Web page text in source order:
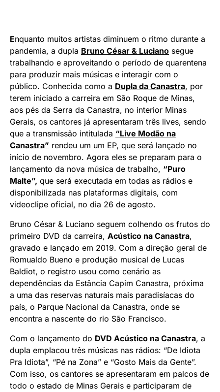
Enquanto muitos artistas diminuem o ritmo durante a
pandemia, a dupla Bruno César & Luciano segue
trabalhando e aproveitando o período de quarentena
para produzir mais músicas e interagir com o
público. Conhecida como a Dupla da Canastra, por
terem iniciado a carreira em São Roque de Minas,
aos pés da Serra da Canastra, no interior Minas
Gerais, os cantores já apresentaram três lives, sendo
que a transmissão intitulada “Live Modão na
Canastra” rendeu um um EP, que será lançado no
início de novembro. Agora eles se preparam para o
lançamento da nova música de trabalho, “Puro
Malte”, que será executada em todas as rádios e
disponibilizada nas plataformas digitais, com
videoclipe oficial, no dia 26 de agosto.
Bruno César & Luciano seguem colhendo os frutos do
primeiro DVD da carreira, Acústico na Canastra,
gravado e lançado em 2019. Com a direção geral de
Romualdo Bueno e produção musical de Lucas
Baldiot, o registro usou como cenário as
dependências da Estância Capim Canastra, próxima
a uma das reservas naturais mais paradisíacas do
país, o Parque Nacional da Canastra, onde se
encontra a nascente do rio São Francisco.
Com o lançamento do DVD Acústico na Canastra, a
dupla emplacou três músicas nas rádios: “De Idiota
Pra Idiota”, “Pé na Zona” e “Gosto Mais da Gente”.
Com isso, os cantores se apresentaram em palcos de
todo o estado de Minas Gerais e participaram de